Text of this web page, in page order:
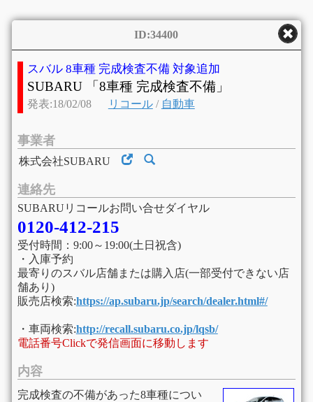
ID:34400
スバル 8車種 完成検査不備 対象追加
SUBARU 「8車種 完成検査不備」
発表:18/02/08 リコール/ 自動車
事業者
株式会社SUBARU
連絡先
SUBARUリコールお問い合せダイヤル
0120-412-215
受付時間：9:00～19:00(土日祝含)
・入庫予約
最寄りのスバル店舗または購入店(一部受付できない店
舗あり)
販売店検索:https://ap.subaru.jp/search/dealer.html#/
・車両検索:http://recall.subaru.co.jp/lqsb/
電話番号Clickで発信画面に移動します
内容
完成検査の不備があった8車種につい